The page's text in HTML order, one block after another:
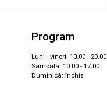
Program
Luni - vineri: 10.00 - 20.00
Sâmbătă: 10.00 - 17.00
Duminică: închis